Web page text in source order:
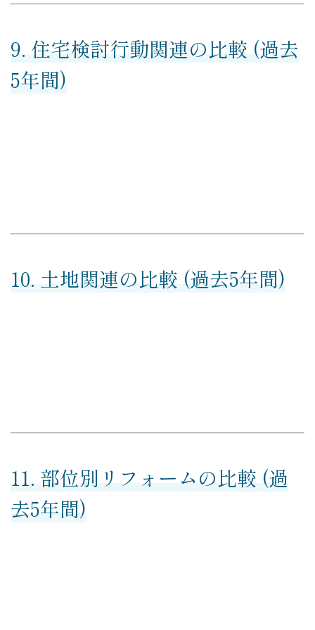
9. 住宅検討行動関連の比較 (過去
5年間)
10. 土地関連の比較 (過去5年間)
11. 部位別リフォームの比較 (過
去5年間)